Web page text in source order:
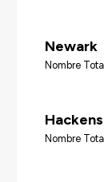
Newark
Nombre
Nombre